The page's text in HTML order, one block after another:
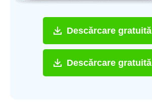
Descărcare gratuită
Descărcare gratuită